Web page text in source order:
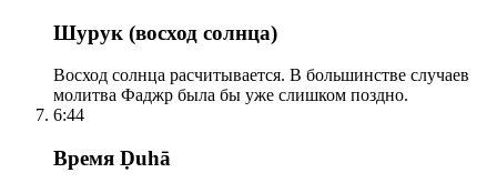
Шурук (восход солнца)
Восход солнца расчитывается. В большинстве случаев
молитва Фаджр была бы уже слишком поздно.
6:44
Время Ḍuhā